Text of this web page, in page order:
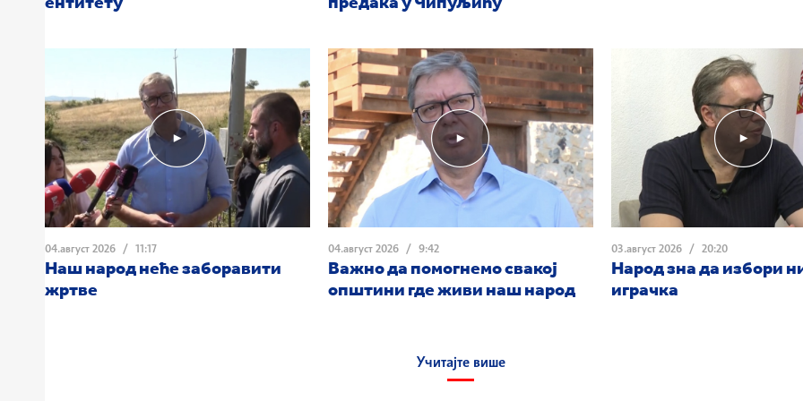
04.август 2026 / 11:17
Наш народ неће заборавити
жртве
04.август 2026 / 9:42
Важно да помогнемо свакој
општини где живи наш народ
03.август 2026 / 20:20
Народ зна да избори
играчка
Учитајте више